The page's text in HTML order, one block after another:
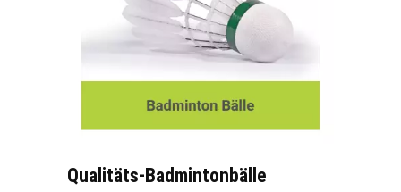
Qualitäts-Badmintonbälle